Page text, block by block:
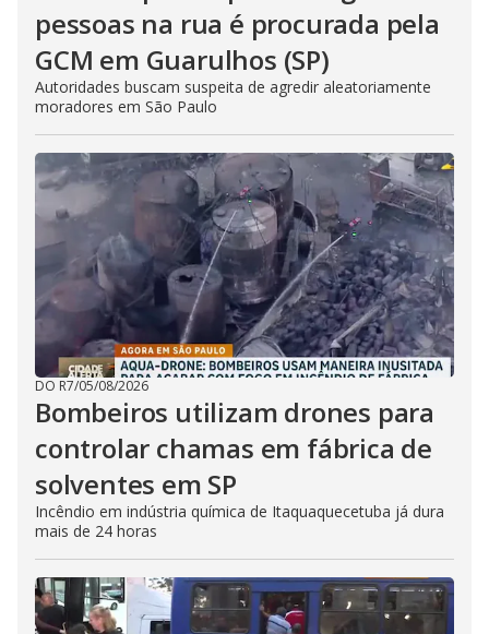
pessoas na rua é procurada pela
GCM em Guarulhos (SP)
Autoridades buscam suspeita de agredir aleatoriamente
moradores em São Paulo
DO R7/05/08/2026
Bombeiros utilizam drones para
controlar chamas em fábrica de
solventes em SP
Incêndio em indústria química de Itaquaquecetuba já dura
mais de 24 horas